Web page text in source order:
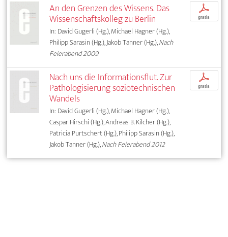
An den Grenzen des Wissens. Das
Wissenschaftskolleg zu Berlin
In: David Gugerli (Hg.), Michael Hagner (Hg.),
Philipp Sarasin (Hg.), Jakob Tanner (Hg.),Nach
Feierabend 2009
p
gratis
Nach uns die Informationsflut. Zur
Pathologisierung soziotechnischen
Wandels
In: David Gugerli (Hg.), Michael Hagner (Hg.),
Caspar Hirschi (Hg.), Andreas B. Kilcher (Hg.),
Patricia Purtschert (Hg.), Philipp Sarasin (Hg.),
Jakob Tanner (Hg.),Nach Feierabend 2012
p
gratis